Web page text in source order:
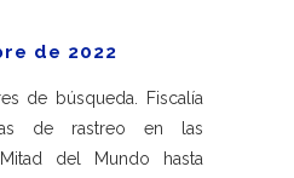
de 2022
de búsqueda. Fiscalía
de rastreo en las
del Mundo hasta